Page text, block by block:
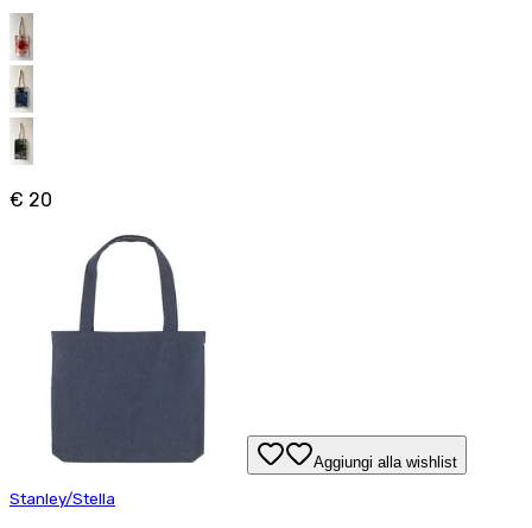
€ 20
Aggiungi alla wishlist
Stanley/Stella